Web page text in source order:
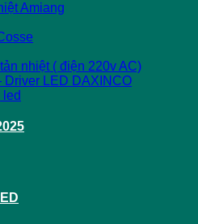
Amiang
nhiệt ( điện 220v AC)
Driver LED DAXINCO